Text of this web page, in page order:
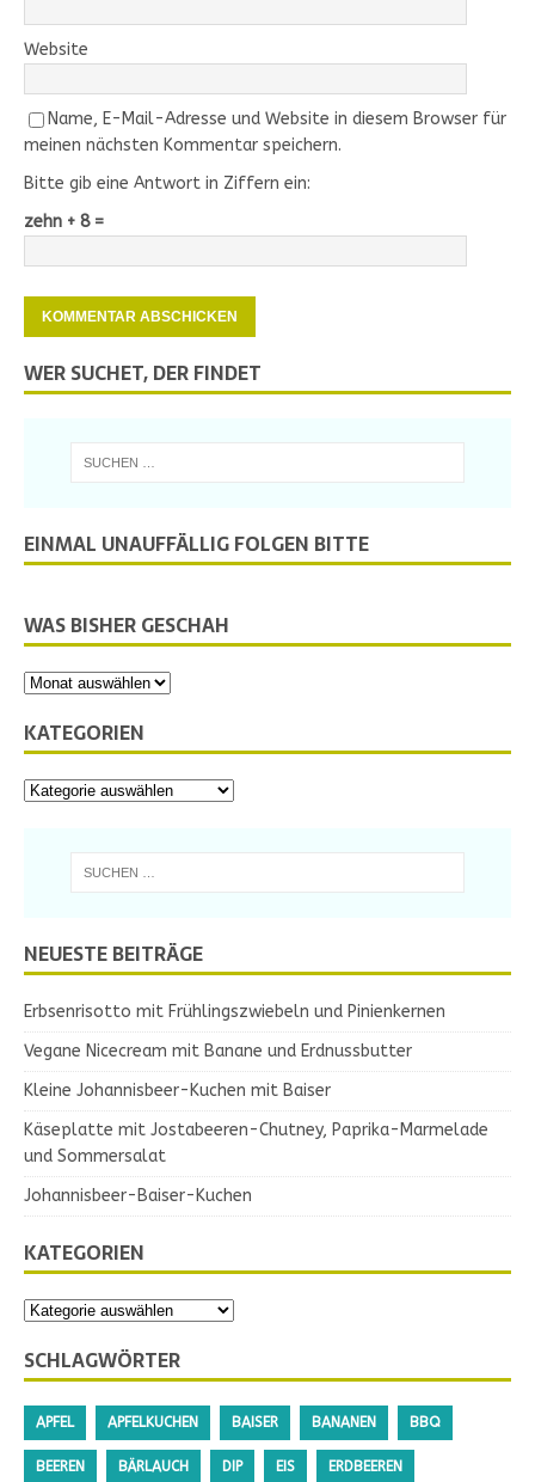
Website
Name, E-Mail-Adresse und Website in diesem Browser für
meinen nächsten Kommentar speichern.
Bitte gib eine Antwort in Ziffern ein:
zehn + 8 =
WER SUCHET, DER FINDET
EINMAL UNAUFFÄLLIG FOLGEN BITTE
WAS BISHER GESCHAH
KATEGORIEN
NEUESTE BEITRÄGE
Erbsenrisotto mit Frühlingszwiebeln und Pinienkernen
Vegane Nicecream mit Banane und Erdnussbutter
Kleine Johannisbeer-Kuchen mit Baiser
Käseplatte mit Jostabeeren-Chutney, Paprika-Marmelade
und Sommersalat
Johannisbeer-Baiser-Kuchen
KATEGORIEN
SCHLAGWÖRTER
APFEL APFELKUCHEN BAISER BANANEN BBQ
BEEREN BÄRLAUCH DIP EIS ERDBEEREN